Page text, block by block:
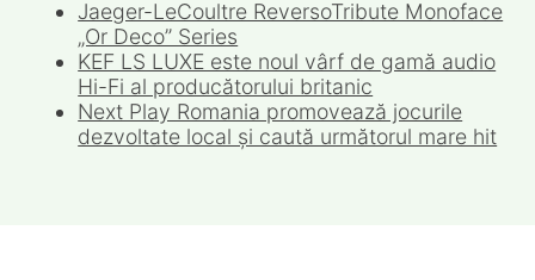
Jaeger-LeCoultre ReversoTribute Monoface
„Or Deco” Series
KEF LS LUXE este noul vârf de gamă audio
Hi-Fi al producătorului britanic
Next Play Romania promovează jocurile
dezvoltate local și caută următorul mare hit